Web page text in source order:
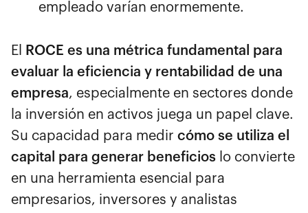
empleado varían enormemente.
El
ROCE es una métrica fundamental para
evaluar la eficiencia y rentabilidad de una
empresa, especialmente en sectores donde
la inversión en activos juega un papel clave.
Su capacidad para medir cómo se utiliza el
capital para generar beneficios lo convierte
en una herramienta esencial para
empresarios, inversores y analistas